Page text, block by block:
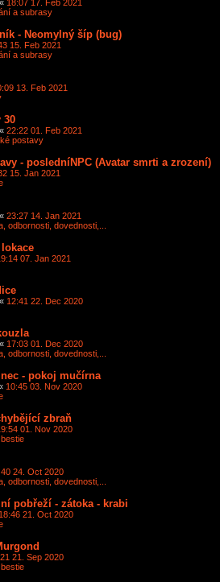
« 18:07 17. Feb 2021
a subrasy
- Neomylný šíp (bug)
15. Feb 2021
a subrasy
13. Feb 2021
30
« 22:22 01. Feb 2021
postavy
- posledníNPC (Avatar smrti a zrození)
15. Jan 2021
« 23:27 14. Jan 2021
odbornosti, dovednosti,...
07. Jan 2021
« 12:41 22. Dec 2020
« 17:03 01. Dec 2020
odbornosti, dovednosti,...
- pokoj mučírna
10:45 03. Nov 2020
zbraň
01. Nov 2020
24. Oct 2020
odbornosti, dovednosti,...
pobřeží - zátoka - krabi
18:46 21. Oct 2020
21. Sep 2020